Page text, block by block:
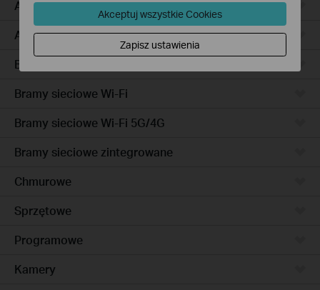
Access Pro
Access
Bramy sieciowe przewodowe
Bramy sieciowe Wi-Fi
Bramy sieciowe Wi-Fi 5G/4G
Bramy sieciowe zintegrowane
Chmurowe
Sprzętowe
Programowe
Kamery
Akceptuj wszystkie Cookies
Zapisz ustawienia